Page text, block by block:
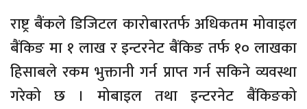
राष्ट्र बैंकले डिजिटल कारोबारतर्फ अधिकतम मोवाइल
बैंकिङ मा १ लाख र इन्टरनेट बैंकिङ तर्फ १० लाखका
हिसाबले रकम भुक्तानी गर्न प्राप्त गर्न सकिने व्यवस्था
गरेको छ । मोबाइल तथा इन्टरनेट बैंकिङको